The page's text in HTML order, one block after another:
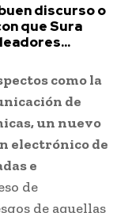
discurso o
que Sura
como la
de
un nuevo
electrónico de
e
de
de aquellas